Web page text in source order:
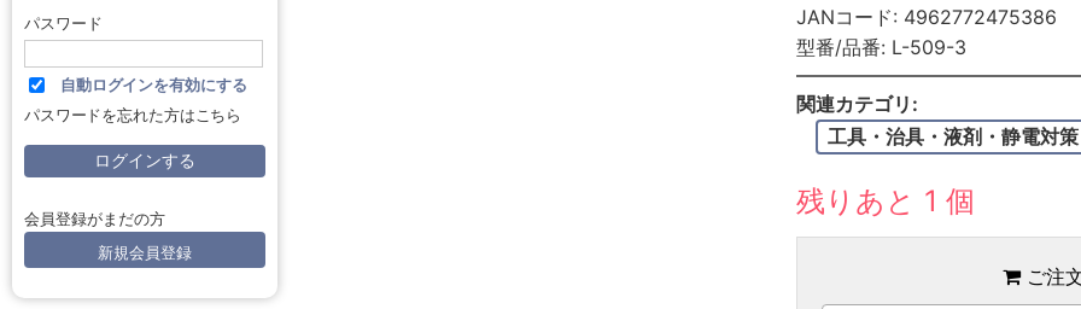
パスワード
自動ログインを有効にする
パスワードを忘れた方はこちら
会員登録がまだの方
新規会員登録
JANコード: 4962772475386
型番/品番: L-509-3
関連カテゴリ:
工具・治具・液剤・静電対策
残りあと 1 個
ご注